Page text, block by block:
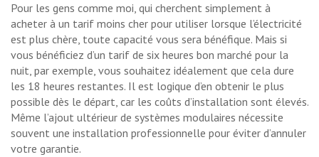
Pour les gens comme moi, qui cherchent simplement à
acheter à un tarif moins cher pour utiliser lorsque l’électricité
est plus chère, toute capacité vous sera bénéfique. Mais si
vous bénéficiez d’un tarif de six heures bon marché pour la
nuit, par exemple, vous souhaitez idéalement que cela dure
les 18 heures restantes. Il est logique d’en obtenir le plus
possible dès le départ, car les coûts d’installation sont élevés.
Même l’ajout ultérieur de systèmes modulaires nécessite
souvent une installation professionnelle pour éviter d’annuler
votre garantie.